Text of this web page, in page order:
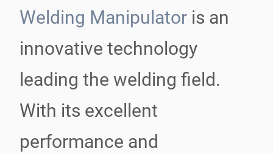
Welding Manipulator is an
innovative technology
leading the welding field.
With its excellent
performance and